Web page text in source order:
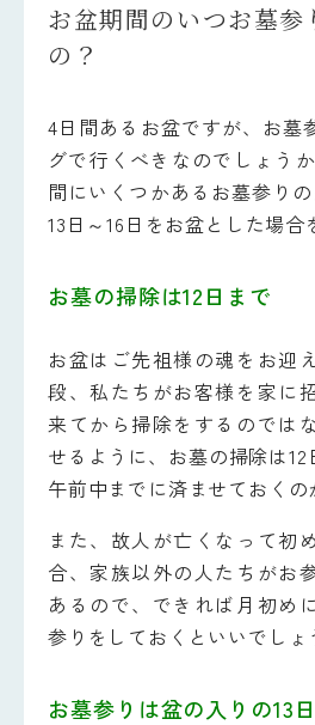
お盆期間のいつお墓参
の？
4日間あるお盆ですが、お墓
グで行くべきなのでしょう
間にいくつかあるお墓参り
13日～16日をお盆とした場合
お墓の掃除は12日まで
お盆はご先祖様の魂をお迎
段、私たちがお客様を家に
来てから掃除をするのでは
せるように、お墓の掃除は12
午前中までに済ませておくの
また、故人が亡くなって初
合、家族以外の人たちがお
あるので、できれば月初め
参りをしておくといいでしょ
お墓参りは盆の入りの13